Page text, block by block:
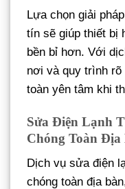
Lựa chọn giải
tín sẽ giúp thiết bị
bền bỉ hơn. Với
nơi và quy trình rõ
toàn yên tâm khi
Sửa Điện Lạnh
Chóng Toàn Địa
Dịch vụ sửa điện
chóng toàn địa